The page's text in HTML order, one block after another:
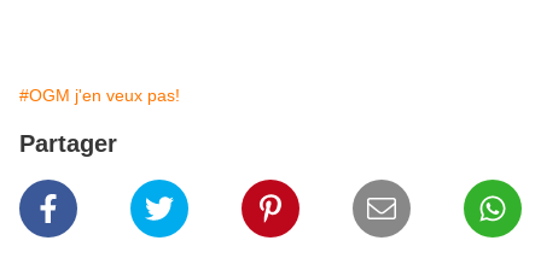
#OGM j'en veux pas!
Partager